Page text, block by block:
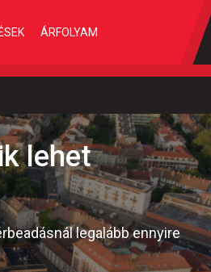
ÁRFOLYAM
lehet
legalább ennyire